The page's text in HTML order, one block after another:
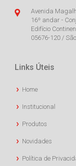
Avenida
16º andar -
Edifício
05676-120 /
Links Úteis
Home
Institucional
Produtos
Novidades
Política de